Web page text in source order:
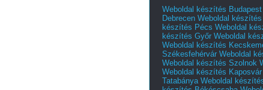
Weboldal készítés Budapest
Debrecen Weboldal
készítés Pécs Weboldal
készítés Győr Weboldal
Weboldal készítés
Székesfehérvár Weboldal
Weboldal készítés Szolnok
Weboldal készítés Kaposvár
Tatabánya Weboldal